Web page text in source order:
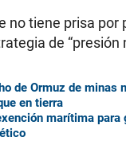
no tiene prisa por
de “presión
de Ormuz de minas
en tierra
marítima para